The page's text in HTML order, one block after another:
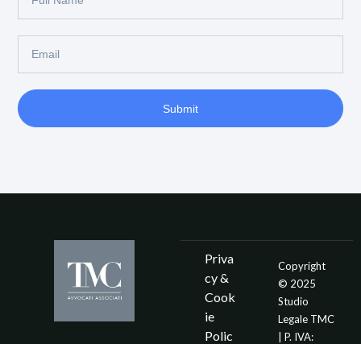
Submit
Priva
cy &
Cook
ie
Polic
Copyright
© 2025
Studio
Legale TMC
| P. IVA: